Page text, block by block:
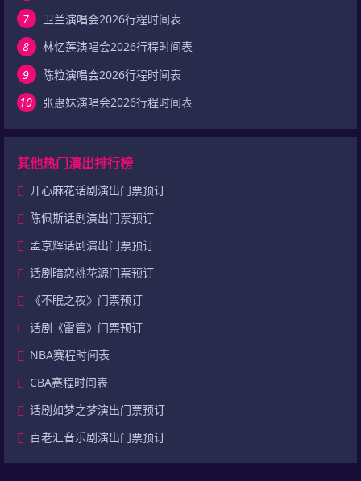
7
卫兰演唱会2026行程时间表
8
林忆莲演唱会2026行程时间表
9
陈粒演唱会2026行程时间表
10
张惠妹演唱会2026行程时间表
其他热门演出排行榜
开心麻花话剧演出门票预订
陈佩斯话剧演出门票预订
孟京辉话剧演出门票预订
话剧暗恋桃花源门票预订
《不眠之夜》门票预订
话剧《雷管》门票预订
NBA赛程时间表
CBA赛程时间表
话剧如梦之梦演出门票预订
百老汇音乐剧演出门票预订